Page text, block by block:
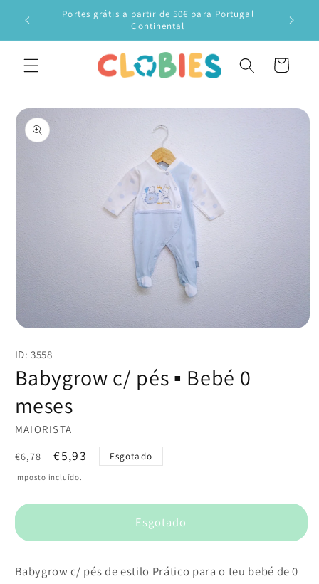
para o
Portes grátis a partir de 50€ para Portugal
Continental
Veste
Carrinho
a
informação
do produto
multimédia
em
modal
ID: 3558
Babygrow c/ pés ▪️ Bebé 0
meses
MAIORISTA
Preço
normal
€6,78
Preço
de
€5,93 Esgotado
Imposto incluído.
Esgotado
Babygrow c/ pés de estilo Prático para o teu bebé de 0